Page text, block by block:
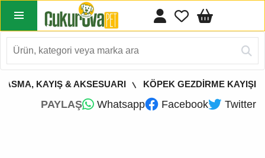
KAYIŞ & AKSESUARI KÖPEK GEZDİRME KAYIŞI
PAYLAŞ Whatsapp Facebook Twitter